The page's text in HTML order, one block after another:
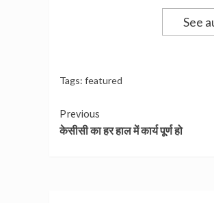
See
Tags: featured
Continue
Reading
Previous
केसीसी का हर हाल में कार्य पूर्ण हो